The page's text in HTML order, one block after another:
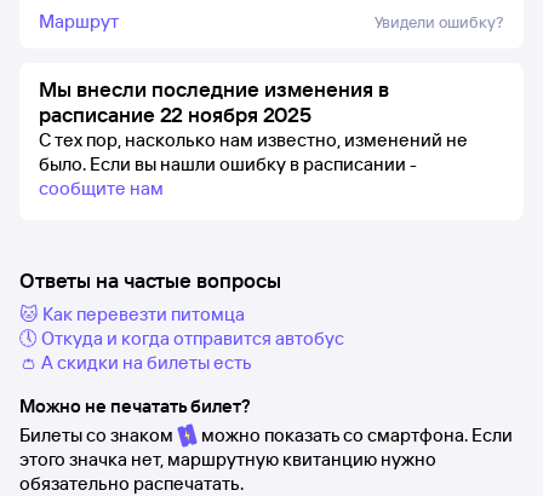
Маршрут Увидели ошибку?
Мы внесли последние изменения в
расписание 22 ноября 2025
С тех пор, насколько нам известно, изменений не
было. Если вы нашли ошибку в расписании -
сообщите нам
Ответы на частые вопросы
🐱 Как перевезти питомца
🕔 Откуда и когда отправится автобус
👛 А скидки на билеты есть
Можно не печатать билет?
Билеты со знаком
можно показать со смартфона. Если
этого значка нет, маршрутную квитанцию нужно
обязательно распечатать.